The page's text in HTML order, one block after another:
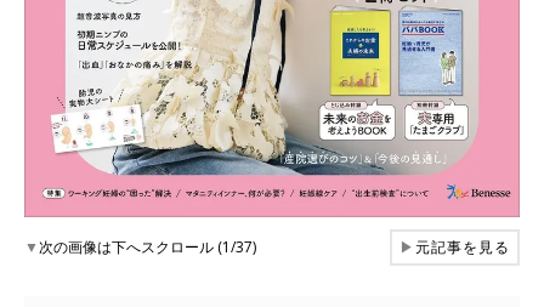
▼次の画像は下へスクロール (1/37) ▶元記事を見る